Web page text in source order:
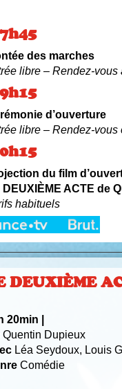
des marches
libre – Rendez-vous
d’ouverture
libre – Rendez-vous
du film
DEUXIÈME ACTE de
habituels
DEUXIÈME
20min
Quentin Dupieux
Léa Seydoux, Louis
Comédie